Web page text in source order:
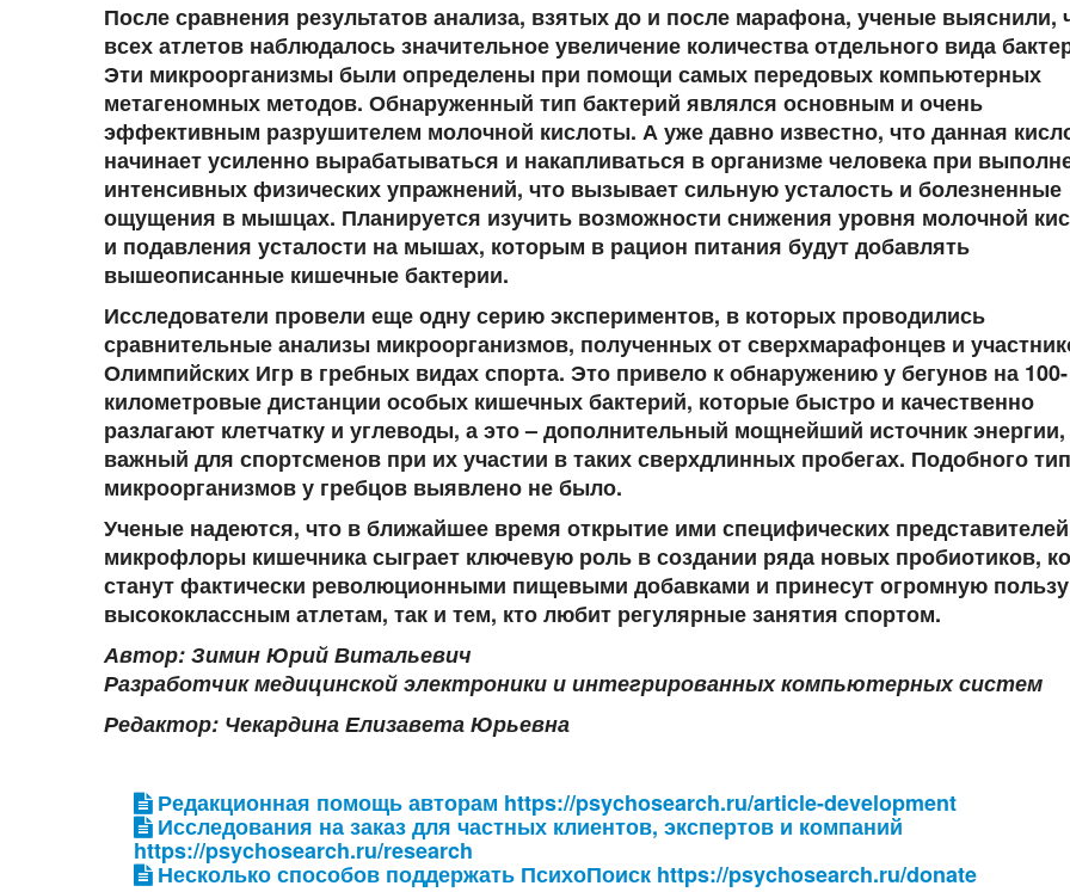
После сравнения результатов анализа, взятых до и после марафона, ученые выяснили,
всех атлетов наблюдалось значительное увеличение количества отдельного вида
Эти микроорганизмы были определены при помощи самых передовых компьютерных
метагеномных методов. Обнаруженный тип бактерий являлся основным и очень
эффективным разрушителем молочной кислоты. А уже давно известно, что данная
начинает усиленно вырабатываться и накапливаться в организме человека при
интенсивных физических упражнений, что вызывает сильную усталость и болезненные
ощущения в мышцах. Планируется изучить возможности снижения уровня молочной
и подавления усталости на мышах, которым в рацион питания будут добавлять
вышеописанные кишечные бактерии.
Исследователи провели еще одну серию экспериментов, в которых проводились
сравнительные анализы микроорганизмов, полученных от сверхмарафонцев и
Олимпийских Игр в гребных видах спорта. Это привело к обнаружению у бегунов на 100-
километровые дистанции особых кишечных бактерий, которые быстро и качественно
разлагают клетчатку и углеводы, а это – дополнительный мощнейший источник
важный для спортсменов при их участии в таких сверхдлинных пробегах. Подобного
микроорганизмов у гребцов выявлено не было.
Ученые надеются, что в ближайшее время открытие ими специфических представителей
микрофлоры кишечника сыграет ключевую роль в создании ряда новых пробиотиков,
станут фактически революционными пищевыми добавками и принесут огромную пользу
высококлассным атлетам, так и тем, кто любит регулярные занятия спортом.
Автор: Зимин Юрий Витальевич
Разработчик медицинской электроники и интегрированных компьютерных систем
Редактор: Чекардина Елизавета Юрьевна
Редакционная помощь авторам https://psychosearch.ru/article-development
Исследования на заказ для частных клиентов, экспертов и компаний
https://psychosearch.ru/research
Несколько способов поддержать ПсихоПоиск https://psychosearch.ru/donate